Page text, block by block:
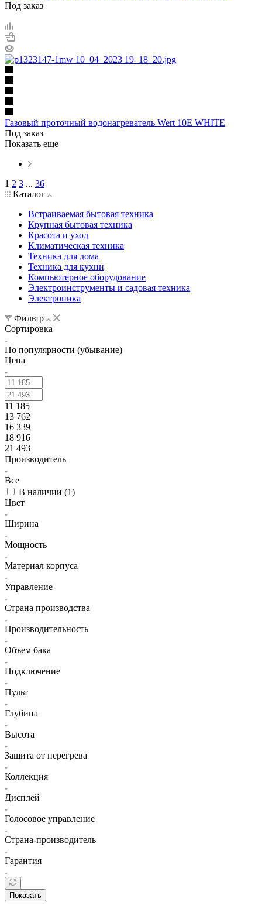
Под заказ
Газовый проточный водонагреватель Wert 10E WHITE
Под заказ
Показать еще
1 2 3 ... 36
Каталог
Встраиваемая бытовая техника
Крупная бытовая техника
Красота и уход
Климатическая техника
Техника для дома
Техника для кухни
Компьютерное оборудование
Электроинструменты и садовая техника
Электроника
Фильтр
Сортировка
По популярности (убывание)
Цена
11 185
13 762
16 339
18 916
21 493
Производитель
Все
В наличии (1)
Цвет
Ширина
Мощность
Материал корпуса
Управление
Страна производства
Производительность
Объем бака
Подключение
Пульт
Глубина
Высота
Защита от перегрева
Коллекция
Дисплей
Голосовое управление
Страна-производитель
Гарантия
Показать